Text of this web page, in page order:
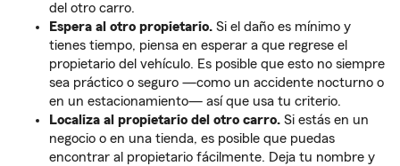
del otro carro.
Espera al otro propietario. Si el daño es mínimo y
tienes tiempo, piensa en esperar a que regrese el
propietario del vehículo. Es posible que esto no siempre
sea práctico o seguro —como un accidente nocturno o
en un estacionamiento— así que usa tu criterio.
Localiza al propietario del otro carro. Si estás en un
negocio o en una tienda, es posible que puedas
encontrar al propietario fácilmente. Deja tu nombre y